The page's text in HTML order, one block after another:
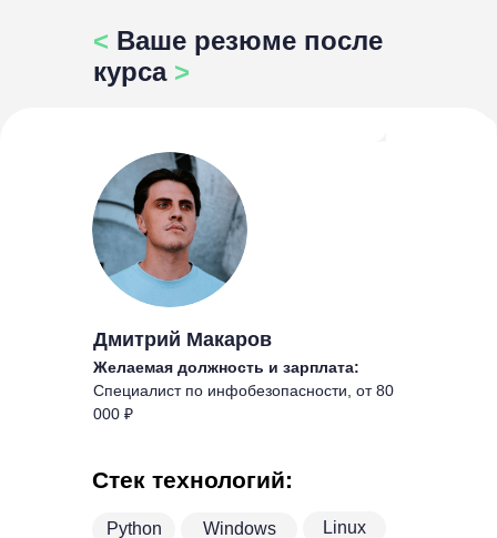
< Ваше резюме после
курса >
Дмитрий Макаров
Желаемая должность и зарплата:
Специалист по инфобезопасности, от 80
000 ₽
Стек технологий:
Python Linux
Windows